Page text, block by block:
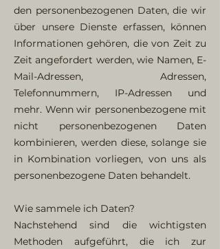
den personenbezogenen Daten, die wir
über unsere Dienste erfassen, können
Informationen gehören, die von Zeit zu
Zeit angefordert werden, wie Namen, E-
Mail-Adressen, Adressen,
Telefonnummern, IP-Adressen und
mehr. Wenn wir personenbezogene mit
nicht personenbezogenen Daten
kombinieren, werden diese, solange sie
in Kombination vorliegen, von uns als
personenbezogene Daten behandelt.
Wie sammele ich Daten?
Nachstehend sind die wichtigsten
Methoden aufgeführt, die ich zur